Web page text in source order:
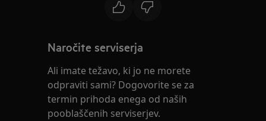
Naročite serviserja
Ali imate težavo, ki jo ne morete
odpraviti sami? Dogovorite se za
termin prihoda enega od naših
pooblaščenih serviserjev.